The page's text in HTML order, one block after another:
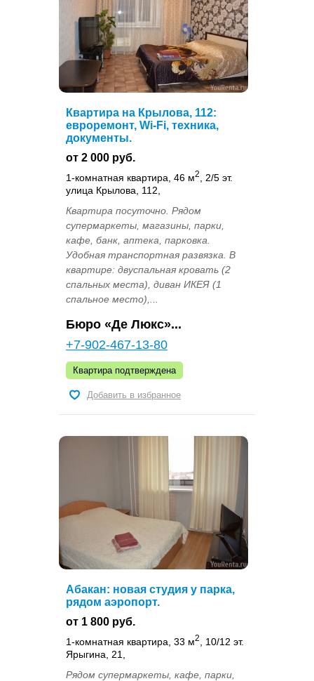
Квартира на Крылова, 112:
евроремонт, Wi-Fi, техника,
документы.
от 2 000 руб.
1-комнатная квартира, 46 м2
, 2/5 эт.
улица Крылова, 112,
Квартира посуточно. Рядом
супермаркеты, магазины, парки,
кафе, банк, аптека, парковка.
Удобная транспортная развязка. В
квартире: двуспальная кровать (2
спальных места), диван ИКЕЯ (1
спальное место),...
Бюро «Де Люкс»...
+7-902-467-13-80
Квартира подтверждена
Добавить в избранное
Абакан: новая студия у парка,
рядом аэропорт.
от 1 800 руб.
1-комнатная квартира, 33 м2
, 10/12 эт.
Ярыгина, 21,
Рядом супермаркеты, кафе, парки,